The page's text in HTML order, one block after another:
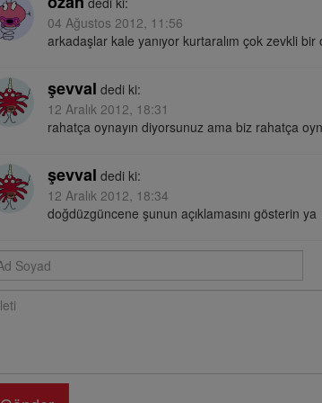
04 Ağustos 2012, 11:56
arkadaşlar kale yanıyor kurtaralım çok zevkli
şevval dedi ki:
12 Aralık 2012, 18:31
rahatça oynayın diyorsunuz ama biz rahatça
şevval dedi ki:
12 Aralık 2012, 18:34
doğdüzgüncene şunun açıklamasını gösterin ya